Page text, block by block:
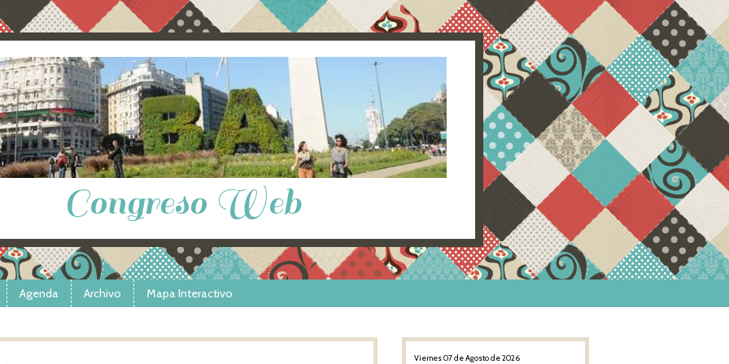
Congreso Web
Agenda Archivo Mapa Interactivo
Viernes 07 de Agosto de 2026